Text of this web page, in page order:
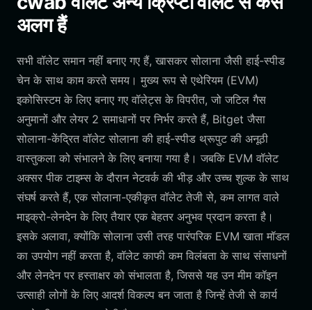
अलग हैं
सभी वॉलेट समान नहीं बनाए गए हैं, खासकर सोलाना जैसी हाई-स्पीड
चेन के साथ काम करते समय। मुख्य रूप से एथेरियम (EVM)
इकोसिस्टम के लिए बनाए गए वॉलेट्स के विपरीत, जो जटिल गैस
अनुमानों और लेयर 2 समाधानों पर निर्भर करते हैं, Bitget जैसा
सोलाना-केंद्रित वॉलेट सोलाना की हाई-स्पीड थ्रूपुट की अनूठी
वास्तुकला को संभालने के लिए बनाया गया है। जबकि EVM वॉलेट
अक्सर पीक टाइम्स के दौरान नेटवर्क की भीड़ और उच्च शुल्क के साथ
संघर्ष करते हैं, एक सोलाना-एकीकृत वॉलेट तेजी से, कम लागत वाले
माइक्रो-लेनदेन के लिए तैयार एक बेहतर अनुभव प्रदान करता है।
इसके अलावा, क्योंकि सोलाना उसी तरह पारंपरिक EVM खाता मॉडल
का उपयोग नहीं करता है, वॉलेट काफी कम विलंबता के साथ संसाधनों
और लेनदेन पर हस्ताक्षर को संभालता है, जिससे यह उन मीम कॉइन
उत्साही लोगों के लिए आदर्श विकल्प बन जाता है जिन्हें तेजी से कार्य